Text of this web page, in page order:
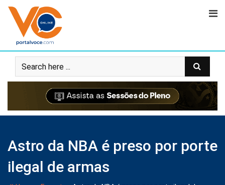
Astro da NBA é preso por porte
ilegal de armas